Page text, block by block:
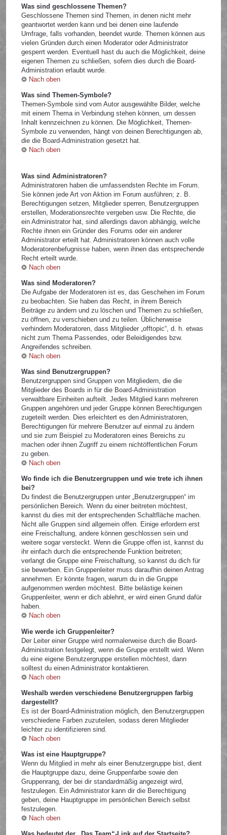
Was sind geschlossene Themen?
Geschlossene Themen sind Themen, in denen nicht mehr
geantwortet werden kann und bei denen eine laufende
Umfrage, falls vorhanden, beendet wurde. Themen können aus
vielen Gründen durch einen Moderator oder Administrator
gesperrt werden. Eventuell hast du auch die Möglichkeit, deine
eigenen Themen zu schließen, sofern dies durch die Board-
Administration erlaubt wurde.
Nach oben
Was sind Themen-Symbole?
Themen-Symbole sind vom Autor ausgewählte Bilder, welche
mit einem Thema in Verbindung stehen können, um dessen
Inhalt kennzeichnen zu können. Die Möglichkeit, Themen-
Symbole zu verwenden, hängt von deinen Berechtigungen ab,
die die Board-Administration gesetzt hat.
Nach oben
Was sind Administratoren?
Administratoren haben die umfassendsten Rechte im Forum.
Sie können jede Art von Aktion im Forum ausführen; z. B.
Berechtigungen setzen, Mitglieder sperren, Benutzergruppen
erstellen, Moderationsrechte vergeben usw. Die Rechte, die
ein Administrator hat, sind allerdings davon abhängig, welche
Rechte ihnen ein Gründer des Forums oder ein anderer
Administrator erteilt hat. Administratoren können auch volle
Moderatorenbefugnisse haben, wenn ihnen das entsprechende
Recht erteilt wurde.
Nach oben
Was sind Moderatoren?
Die Aufgabe der Moderatoren ist es, das Geschehen im Forum
zu beobachten. Sie haben das Recht, in ihrem Bereich
Beiträge zu ändern und zu löschen und Themen zu schließen,
zu öffnen, zu verschieben und zu teilen. Üblicherweise
verhindern Moderatoren, dass Mitglieder „offtopic“, d. h. etwas
nicht zum Thema Passendes, oder Beleidigendes bzw.
Angreifendes schreiben.
Nach oben
Was sind Benutzergruppen?
Benutzergruppen sind Gruppen von Mitgliedern, die die
Mitglieder des Boards in für die Board-Administration
verwaltbare Einheiten aufteilt. Jedes Mitglied kann mehreren
Gruppen angehören und jeder Gruppe können Berechtigungen
zugeteilt werden. Dies erleichtert es den Administratoren,
Berechtigungen für mehrere Benutzer auf einmal zu ändern
und sie zum Beispiel zu Moderatoren eines Bereichs zu
machen oder ihnen Zugriff zu einem nichtöffentlichen Forum
zu geben.
Nach oben
Wo finde ich die Benutzergruppen und wie trete ich ihnen
bei?
Du findest die Benutzergruppen unter „Benutzergruppen“ im
persönlichen Bereich. Wenn du einer beitreten möchtest,
kannst du dies mit der entsprechenden Schaltfläche machen.
Nicht alle Gruppen sind allgemein offen. Einige erfordern erst
eine Freischaltung, andere können geschlossen sein und
weitere sogar versteckt. Wenn die Gruppe offen ist, kannst du
ihr einfach durch die entsprechende Funktion beitreten;
verlangt die Gruppe eine Freischaltung, so kannst du dich für
sie bewerben. Ein Gruppenleiter muss daraufhin deinen Antrag
annehmen. Er könnte fragen, warum du in die Gruppe
aufgenommen werden möchtest. Bitte belästige keinen
Gruppenleiter, wenn er dich ablehnt, er wird einen Grund dafür
haben.
Nach oben
Wie werde ich Gruppenleiter?
Der Leiter einer Gruppe wird normalerweise durch die Board-
Administration festgelegt, wenn die Gruppe erstellt wird. Wenn
du eine eigene Benutzergruppe erstellen möchtest, dann
solltest du einen Administrator kontaktieren.
Nach oben
Weshalb werden verschiedene Benutzergruppen farbig
dargestellt?
Es ist der Board-Administration möglich, den Benutzergruppen
verschiedene Farben zuzuteilen, sodass deren Mitglieder
leichter zu identifizieren sind.
Nach oben
Was ist eine Hauptgruppe?
Wenn du Mitglied in mehr als einer Benutzergruppe bist, dient
die Hauptgruppe dazu, deine Gruppenfarbe sowie den
Gruppenrang, der bei dir standardmäßig angezeigt wird,
festzulegen. Ein Administrator kann dir die Berechtigung
geben, deine Hauptgruppe im persönlichen Bereich selbst
festzulegen.
Nach oben